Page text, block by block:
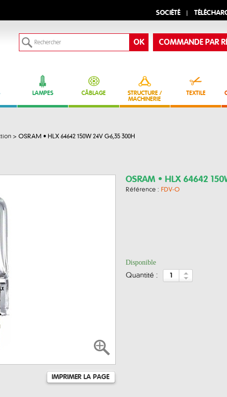
SOCIÉTÉ
COMMANDE PAR
LAMPES CÂBLAGE
STRUCTURE /
MACHINERIE
TEXTILE
> OSRAM • HLX 64642 150W 24V G6,35 300H
IMPRIMER LA PAGE
OSRAM • HLX 64642
Référence : FDV-O
Disponible
quantité :